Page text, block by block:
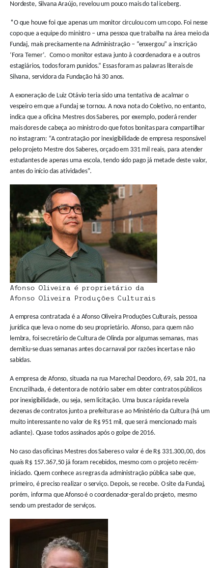
Nordeste, Silvana Araújo, revelou um pouco mais do tal iceberg.
“O que houve foi que apenas um monitor circulou com um copo. Foi nesse
copo que a equipe do ministro – uma pessoa que trabalha na área meio da
Fundaj, mais precisamente na Administração – “enxergou” a inscrição
‘Fora Temer’. Como o monitor estava junto à coordenadora e a outros
estagiários, todos foram punidos.” Essas foram as palavras literais de
Silvana, servidora da Fundação há 30 anos.
A exoneração de Luiz Otávio teria sido uma tentativa de acalmar o
vespeiro em que a Fundaj se tornou. A nova nota do Coletivo, no entanto,
indica que a oficina Mestres dos Saberes, por exemplo, poderá render
mais dores de cabeça ao ministro do que fotos bonitas para compartilhar
no instagram: “A contratação por inexigibilidade de empresa responsável
pelo projeto Mestre dos Saberes, orçado em 331 mil reais, para atender
estudantes de apenas uma escola, tendo sido pago já metade deste valor,
antes do início das atividades”.
Afonso Oliveira é proprietário da
Afonso Oliveira Produções Culturais
A empresa contratada é a Afonso Oliveira Produções Culturais, pessoa
jurídica que leva o nome do seu proprietário. Afonso, para quem não
lembra, foi secretário de Cultura de Olinda por algumas semanas, mas
demitiu-se duas semanas antes do carnaval por razões incertas e não
sabidas.
A empresa de Afonso, situada na rua Marechal Deodoro, 69, sala 201, na
Encruzilhada, é detentora de notório saber em obter contratos públicos
por inexigibilidade, ou seja, sem licitação. Uma busca rápida revela
dezenas de contratos junto a prefeituras e ao Ministério da Cultura (há um
muito interessante no valor de R$ 951 mil, que será mencionado mais
adiante). Quase todos assinados após o golpe de 2016.
No caso das oficinas Mestres dos Saberes o valor é de R$ 331.300,00, dos
quais R$ 157.367,50 já foram recebidos, mesmo com o projeto recém-
iniciado. Quem conhece as regras da administração pública sabe que,
primeiro, é preciso realizar o serviço. Depois, se recebe. O site da Fundaj,
porém, informa que Afonso é o coordenador-geral do projeto, mesmo
sendo um prestador de serviços.